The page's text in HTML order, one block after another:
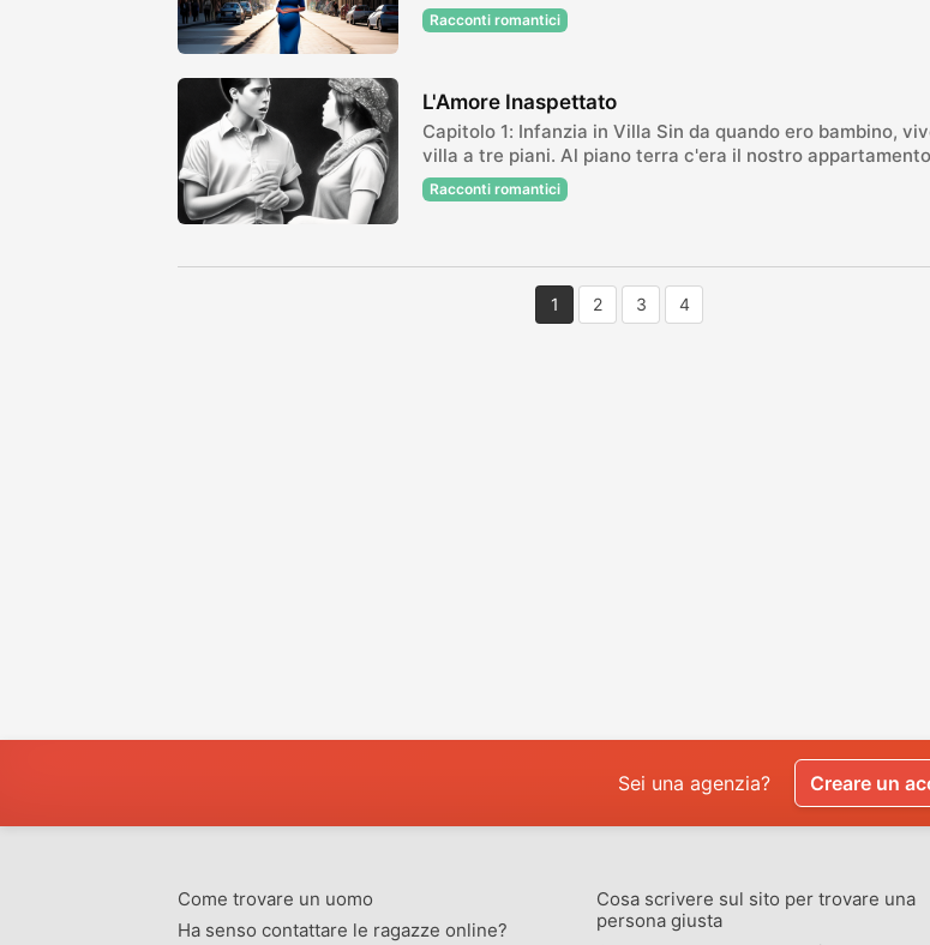
Racconti romantici
L'Amore Inaspettato
Capitolo 1: Infanzia in Villa Sin da quando ero bambino,
villa a tre piani. Al piano terra c'era il nostro
Racconti romantici
1 2 3 4
Sei una agenzia? Creare un
Come trovare un uomo
Ha senso contattare le ragazze online?
Cosa scrivere sul sito per trovare una
persona giusta